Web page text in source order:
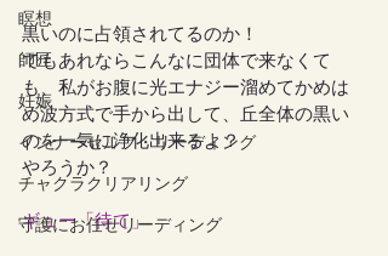
瞑想
師匠
妊娠
インナーセルフ・リーディング
チャクラクリアリング
守護にお任せリーディング
黒いのに占領されてるのか！
でもあれならこんなに団体で来なくて
も、私がお腹に光エナジー溜めてかめは
め波方式で手から出して、丘全体の黒い
のを一気に浄化出来るよ？
やろうか？
ギュー「待て」